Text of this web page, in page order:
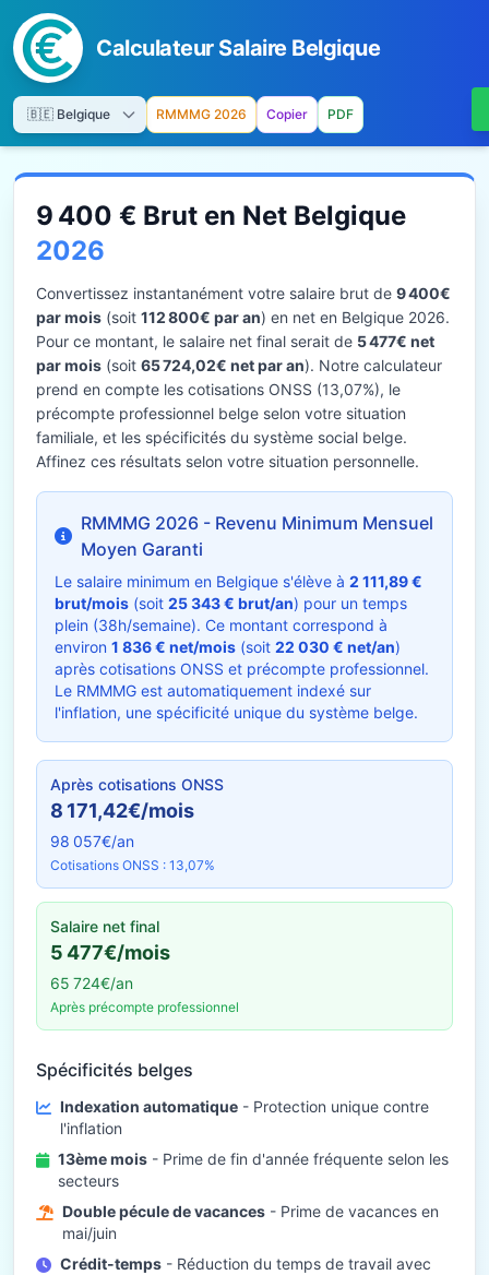
Calculateur Salaire Belgique
RMMMG 2026 Copier PDF
9 400 € Brut en Net Belgique
2026
Convertissez instantanément votre salaire brut de 9 400€
par mois (soit 112 800€ par an) en net en Belgique 2026.
Pour ce montant, le salaire net final serait de 5 477€ net
par mois (soit 65 724,02€ net par an). Notre calculateur
prend en compte les cotisations ONSS (13,07%), le
précompte professionnel belge selon votre situation
familiale, et les spécificités du système social belge.
Affinez ces résultats selon votre situation personnelle.
RMMMG 2026 - Revenu Minimum Mensuel
Moyen Garanti
Le salaire minimum en Belgique s'élève à 2 111,89 €
brut/mois (soit 25 343 € brut/an) pour un temps
plein (38h/semaine). Ce montant correspond à
environ 1 836 € net/mois (soit 22 030 € net/an)
après cotisations ONSS et précompte professionnel.
Le RMMMG est automatiquement indexé sur
l'inflation, une spécificité unique du système belge.
Après cotisations ONSS
8 171,42€/mois
98 057€/an
Cotisations ONSS : 13,07%
Salaire net final
5 477€/mois
65 724€/an
Après précompte professionnel
Spécificités belges
Indexation automatique - Protection unique contre
l'inflation
13ème mois - Prime de fin d'année fréquente selon les
secteurs
Double pécule de vacances - Prime de vacances en
mai/juin
Crédit-temps - Réduction du temps de travail avec